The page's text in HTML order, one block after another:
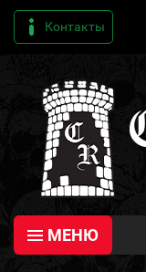
Контакты
МЕНЮ